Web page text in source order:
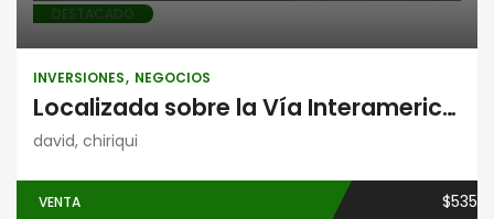
DESTACADO
INVERSIONES NEGOCIOS
Localizada sobre la Vía Interamericana, frente a KFC en David, Chiriquí.
david, chiriqui
VENTA $535